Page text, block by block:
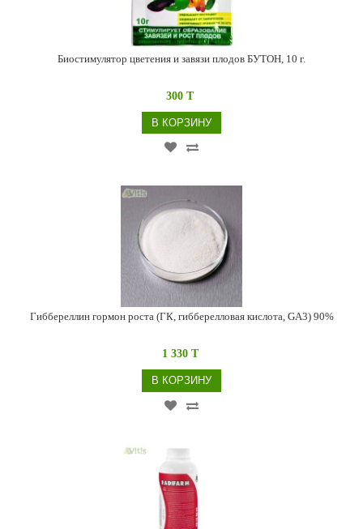
Биостимулятор цветения и завязи плодов БУТОН, 10 г.
300 T
В КОРЗИНУ
Гиббереллин гормон роста (ГК, гибберелловая кислота, GA3) 90%
1 330 T
В КОРЗИНУ